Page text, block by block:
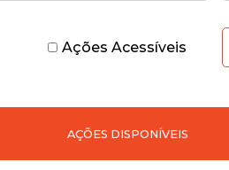
Ações Acessíveis
AÇÕES DISPONÍVEIS